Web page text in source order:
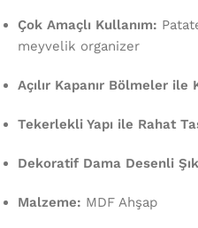
Çok Amaçlı Kullanım:
meyvelik organizer
Açılır Kapanır Bölmeler ile
Tekerlekli Yapı ile Rahat
Dekoratif Dama Desenli
Malzeme: MDF Ahşap